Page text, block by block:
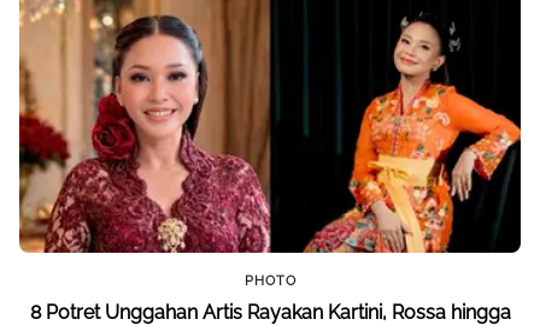
PHOTO
8 Potret Unggahan Artis Rayakan Kartini, Rossa hingga